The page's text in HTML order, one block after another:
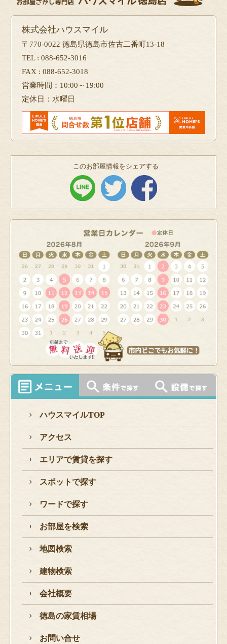
株式会社ハウスマイル
〒770-0022 徳島県徳島市佐古二番町13-18
TEL : 088-652-3016
FAX : 088-652-3018
営業時間：10:00～19:00
定休日：水曜日
このお部屋情報をシェアする
ハウスマイルTOP
アクセス
エリアで賃貸を探す
スポットで探す
ワードで探す
お部屋を検索
地図検索
建物検索
会社概要
徳島の家賃相場
お問い合せ